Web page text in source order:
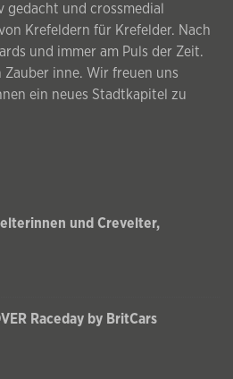
gedacht und crossmedial
Krefeldern für Krefelder. Nach
und immer am Puls der Zeit.
inne. Wir freuen uns
ein neues Stadtkapitel zu
und Crevelter,
Raceday by BritCars